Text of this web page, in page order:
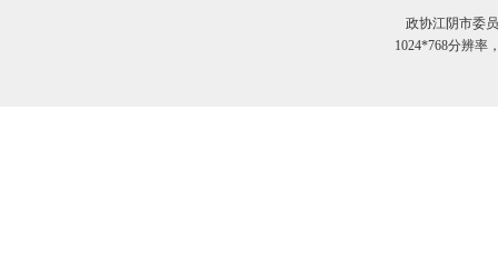
政协江阴市委
1024*768分辨率